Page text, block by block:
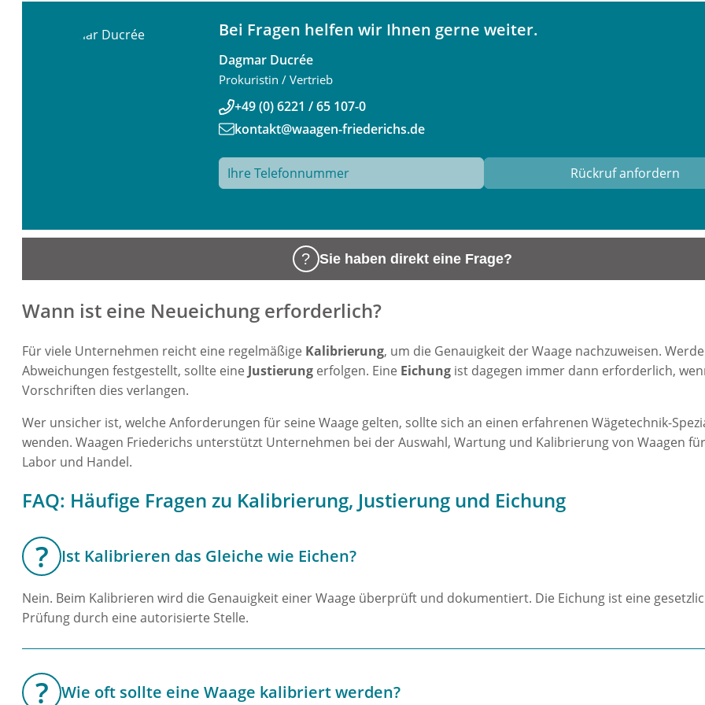
Bei Fragen helfen wir Ihnen gerne weiter.
Dagmar Ducrée
Prokuristin / Vertrieb
+49 (0) 6221 / 65 107-0
kontakt@waagen-friederichs.de
Sie haben direkt eine Frage?
Wann ist eine Neueichung erforderlich?
Für viele Unternehmen reicht eine regelmäßige Kalibrierung, um die Genauigkeit der Waage nachzuweisen.
Abweichungen festgestellt, sollte eine Justierung erfolgen. Eine Eichung ist dagegen immer dann erforderlich,
Vorschriften dies verlangen.
Wer unsicher ist, welche Anforderungen für seine Waage gelten, sollte sich an einen erfahrenen Wägetechnik-
wenden. Waagen Friederichs unterstützt Unternehmen bei der Auswahl, Wartung und Kalibrierung von Waagen
Labor und Handel.
FAQ: Häufige Fragen zu Kalibrierung, Justierung und Eichung
Ist Kalibrieren das Gleiche wie Eichen?
Nein. Beim Kalibrieren wird die Genauigkeit einer Waage überprüft und dokumentiert. Die Eichung ist eine
Prüfung durch eine autorisierte Stelle.
Wie oft sollte eine Waage kalibriert werden?